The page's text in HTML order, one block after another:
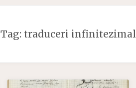
Tag: traduceri infinitezimal